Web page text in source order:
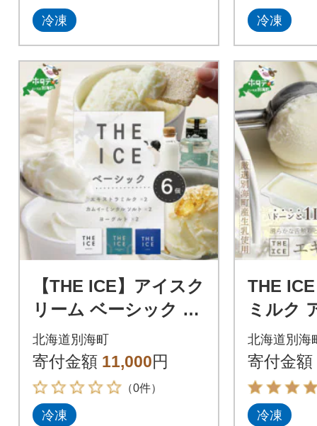
冷凍 冷凍
【THE ICE】アイスク
リーム ベーシック 6
個セット 北海道別海
町 厳選された生乳の
みを使用
北海道別海町
寄付金額 11,000円
（0件）
冷凍
THE
ミルク
ァミリ
海町産
北海道別海
寄付金額
冷凍